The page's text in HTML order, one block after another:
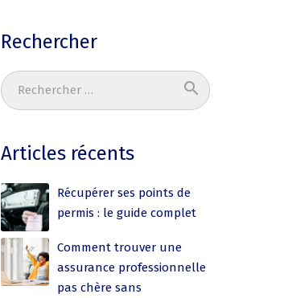
Rechercher
search
Ok
Articles récents
Récupérer ses points de
permis : le guide complet
Comment trouver une
assurance professionnelle
pas chère sans